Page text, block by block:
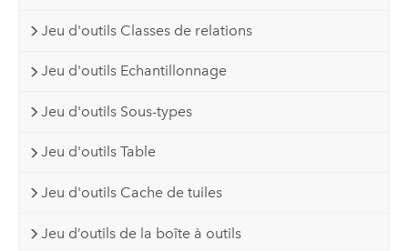
Jeu d'outils Classes de relations
Jeu d'outils Echantillonnage
Jeu d'outils Sous-types
Jeu d'outils Table
Jeu d'outils Cache de tuiles
Jeu d’outils de la boîte à outils